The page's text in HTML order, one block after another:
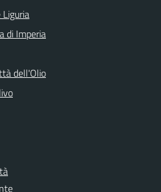
di Imperia
dell'Olio